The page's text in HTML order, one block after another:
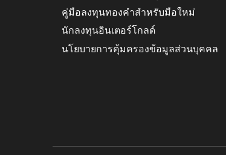
คู่มือลงทุนทองคำสำหรับมือใหม่
นักลงทุนอินเตอร์โกลด์
นโยบายการคุ้มครองข้อมูลส่วนบุคคล